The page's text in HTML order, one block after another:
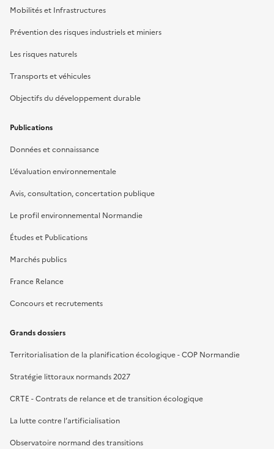
Mobilités et Infrastructures
Prévention des risques industriels et miniers
Les risques naturels
Transports et véhicules
Objectifs du développement durable
Publications
Données et connaissance
L’évaluation environnementale
Avis, consultation, concertation publique
Le profil environnemental Normandie
Études et Publications
Marchés publics
France Relance
Concours et recrutements
Grands dossiers
Territorialisation de la planification écologique - COP Normandie
Stratégie littoraux normands 2027
CRTE - Contrats de relance et de transition écologique
La lutte contre l’artificialisation
Observatoire normand des transitions